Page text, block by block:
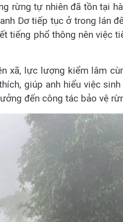
rừng tự nhiên đã tồn tại
Dơ tiếp tục ở trong lán
tiếng phổ thông nên việc
xã, lực lượng kiểm lâm
giúp anh hiểu việc
đến công tác bảo vệ